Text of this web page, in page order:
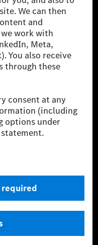
automotive
we are one of
and luxury
AG offers
and car rental,
for charging and
well as innovative
Locations
(CCPA & CPRA)